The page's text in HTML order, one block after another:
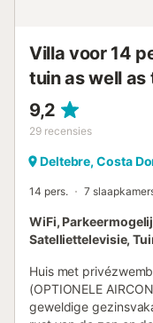
Villa voor 14
tuin as well as
9,2
29 recensies
Deltebre, Costa
14 pers. 7
WiFi,
Satelliettelevisie,
Huis met
(OPTIONELE
geweldige